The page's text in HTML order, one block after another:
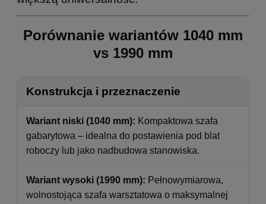
Porównanie wariantów 1040 mm
vs 1990 mm
Konstrukcja i przeznaczenie
Wariant niski (1040 mm): Kompaktowa szafa
gabarytowa – idealna do postawienia pod blat
roboczy lub jako nadbudowa stanowiska.
Wariant wysoki (1990 mm): Pełnowymiarowa,
wolnostojąca szafa warsztatowa o maksymalnej